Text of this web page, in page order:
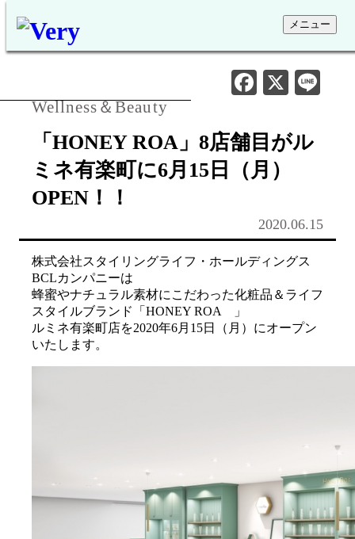
メニュー
Wellness＆Beauty
「HONEY ROA」8店舗目がル
ミネ有楽町に6月15日（月）
OPEN！！
2020.06.15
Facebook
X
株式会社スタイリングライフ・ホールディングス
BCLカンパニーは
蜂蜜やナチュラル素材にこだわった化粧品＆ライフ
スタイルブランド「HONEY ROA 」
ルミネ有楽町店を2020年6月15日（月）にオープン
いたします。